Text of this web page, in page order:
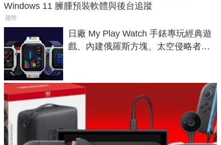
Windows 11 臃腫預裝軟體與後台追蹤
趨勢
日廠 My Play Watch 手錶專玩經典遊
戲、內建俄羅斯方塊、太空侵略者，